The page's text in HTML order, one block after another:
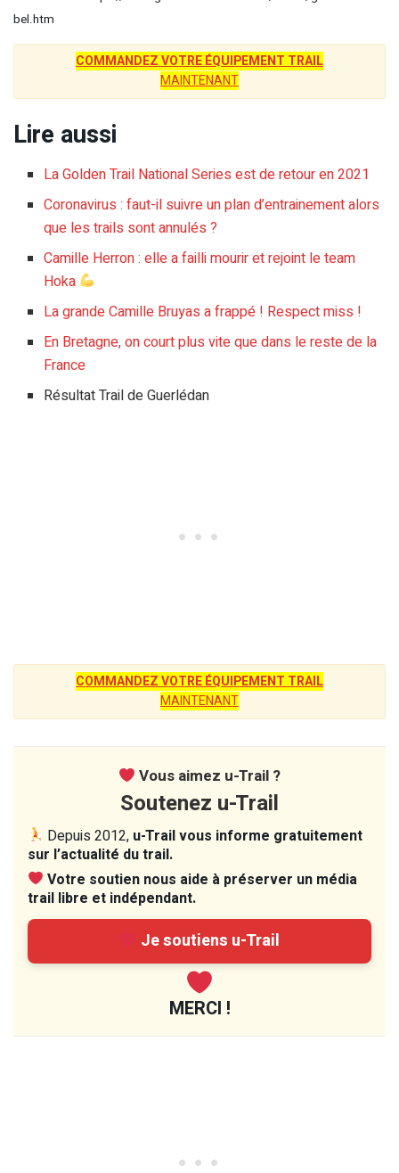
bel.htm
COMMANDEZ VOTRE ÉQUIPEMENT TRAIL
MAINTENANT
Lire aussi
La Golden Trail National Series est de retour en 2021
Coronavirus : faut-il suivre un plan d’entrainement alors
que les trails sont annulés ?
Camille Herron : elle a failli mourir et rejoint le team
Hoka
La grande Camille Bruyas a frappé ! Respect miss !
En Bretagne, on court plus vite que dans le reste de la
France
Résultat Trail de Guerlédan
COMMANDEZ VOTRE ÉQUIPEMENT TRAIL
MAINTENANT
Vous aimez u-Trail ?
Soutenez u-Trail
Depuis 2012, u-Trail vous informe gratuitement
sur l’actualité du trail.
Votre soutien nous aide à préserver un média
trail libre et indépendant.
Je soutiens u-Trail
MERCI !